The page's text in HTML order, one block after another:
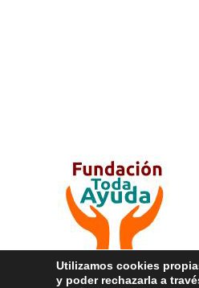
Utilizamos cookies
y poder rechazarla a